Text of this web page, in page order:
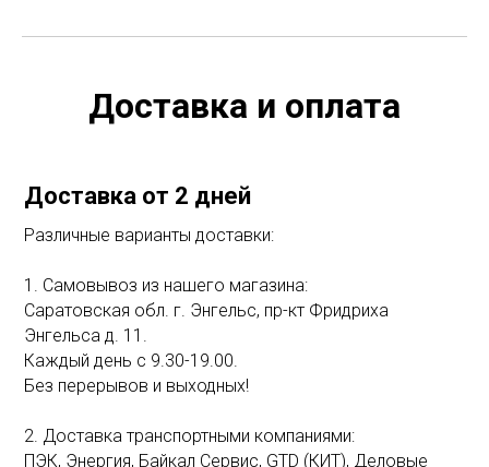
Доставка и оплата
Доставка от 2 дней
Различные варианты доставки:
1. Самовывоз из нашего магазина:
Саратовская обл. г. Энгельс, пр-кт Фридриха
Энгельса д. 11.
Каждый день с 9.30-19.00.
Без перерывов и выходных!
2. Доставка транспортными компаниями:
ПЭК, Энергия, Байкал Сервис, GTD (КИТ), Деловые